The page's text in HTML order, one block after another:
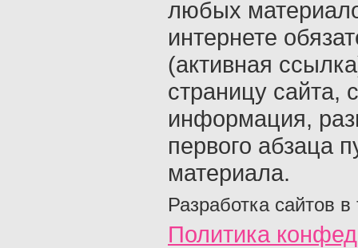
любых
интернете
(активная
страницу сайта,
информация,
первого абзаца
материала.
Разработка сайтов в
Политика